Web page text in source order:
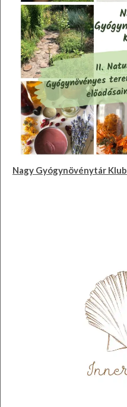
Nagy Gyógynövénytár Klub